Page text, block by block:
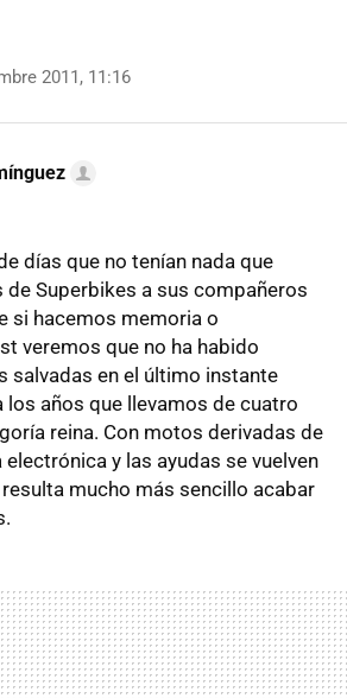
2011, 11:16
días que no tenían nada que
Superbikes a sus compañeros
si hacemos memoria o
veremos que no ha habido
salvadas en el último instante
los años que llevamos de cuatro
reina. Con motos derivadas de
y las ayudas se vuelven
mucho más sencillo acabar